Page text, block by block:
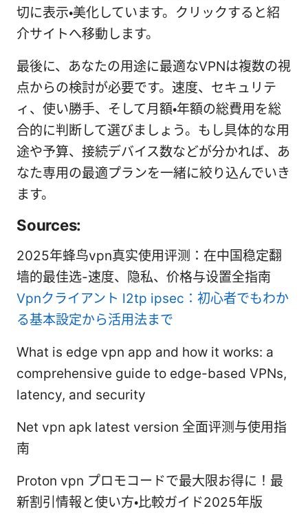
切に表示・美化しています。クリックすると紹
介サイトへ移動します。
最後に、あなたの用途に最適なVPNは複数の視
点からの検討が必要です。速度、セキュリテ
ィ、使い勝手、そして月額・年額の総費用を総
合的に判断して選びましょう。もし具体的な用
途や予算、接続デバイス数などが分かれば、あ
なた専用の最適プランを一緒に絞り込んでいき
ます。
Sources:
2025年蜂鸟vpn真实使用评测：在中国稳定翻
墙的最佳选-速度、隐私、价格与设置全指南
Vpnクライアント l2tp ipsec：初心者でもわか
る基本設定から活用法まで
What is edge vpn app and how it works: a
comprehensive guide to edge-based VPNs,
latency, and security
Net vpn apk latest version 全面评测与使用指
南
Proton vpn プロモコードで最大限お得に！最
新割引情報と使い方・比較ガイド2025年版